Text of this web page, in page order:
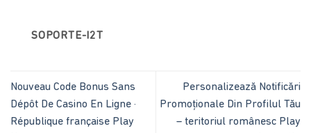
SOPORTE-I2T
Nouveau Code Bonus Sans
Dépôt De Casino En Ligne ·
République française Play
Personalizează Notificări
Promoționale Din Profilul Tău
– teritoriul românesc Play